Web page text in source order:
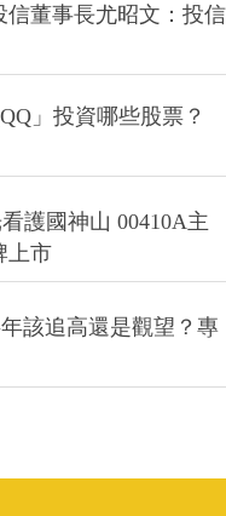
信董事長尤昭文：投信
」投資哪些股票？
護國神山 00410A主
上市
該追高還是觀望？專